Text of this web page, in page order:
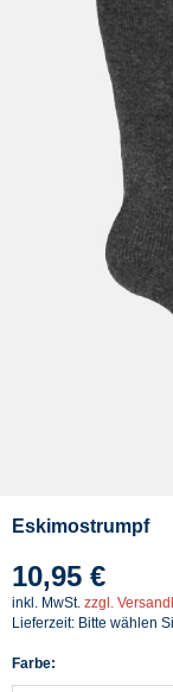
Eskimostrumpf
10,95 €
inkl. MwSt. zzgl.
Lieferzeit: Bitte wählen
Farbe: